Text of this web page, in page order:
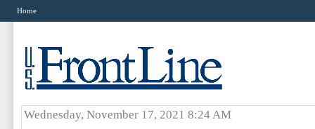
Home
Wednesday, November 17, 2021 8:24 AM